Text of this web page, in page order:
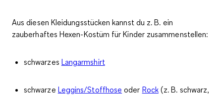
Aus diesen Kleidungsstücken kannst du z. B. ein
zauberhaftesHexen-Kostüm für Kinderzusammenstellen:
schwarzes Langarmshirt
schwarze Leggins/Stoffhose oder Rock(z. B. schwarz,